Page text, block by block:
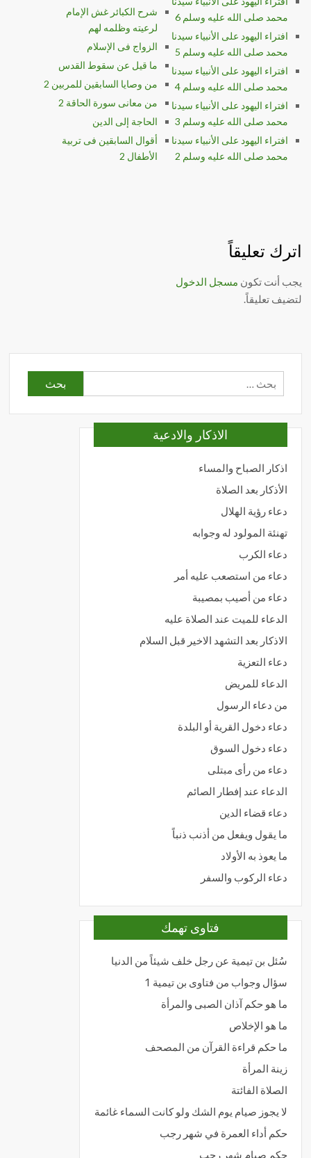
محمد صلى الله عليه وسلم 6
افتراء اليهود على الأنبياء سيدنا
محمد صلى الله عليه وسلم 5
افتراء اليهود على الأنبياء سيدنا
محمد صلى الله عليه وسلم 4
افتراء اليهود على الأنبياء سيدنا
محمد صلى الله عليه وسلم 3
افتراء اليهود على الأنبياء سيدنا
محمد صلى الله عليه وسلم 2
شرح الكبائر غش الإمام
لرعيته وظلمه لهم
الزواج فى الإسلام
ما قيل عن سقوط القدس
من وصايا السابقين للمربين 2
من معانى سورة الحاقة 2
الحاجة إلى الدين
أقوال السابقين فى تربية
الأطفال 2
اترك تعليقاً
يجب أنت تكون مسجل الدخول
لتضيف تعليقاً.
عن:
الاذكار والادعية
اذكار الصباح والمساء
الأذكار بعد الصلاة
دعاء رؤية الهلال
تهنئة المولود له وجوابه
دعاء الكرب
دعاء من استصعب عليه أمر
دعاء من أصيب بمصيبة
الدعاء للميت عند الصلاة عليه
الاذكار بعد التشهد الاخير قبل السلام
دعاء التعزية
الدعاء للمريض
من دعاء الرسول
دعاء دخول القرية أو البلدة
دعاء دخول السوق
دعاء من رأى مبتلى
الدعاء عند إفطار الصائم
دعاء قضاء الدين
ما يقول ويفعل من أذنب ذنباً
ما يعوذ به الأولاد
دعاء الركوب والسفر
فتاوى تهمك
سُئل بن تيمية عن رجل خلف شيئاً من الدنيا
سؤال وجواب من فتاوى بن تيمية 1
ما هو حكم آذان الصبى والمرأة
ما هو الإخلاص
ما حكم قراءة القرآن من المصحف
زينة المرأة
الصلاة الفائتة
لا يجوز صيام يوم الشك ولو كانت السماء غائمة
حكم أداء العمرة في شهر رجب
حكم صيام شهر رجب